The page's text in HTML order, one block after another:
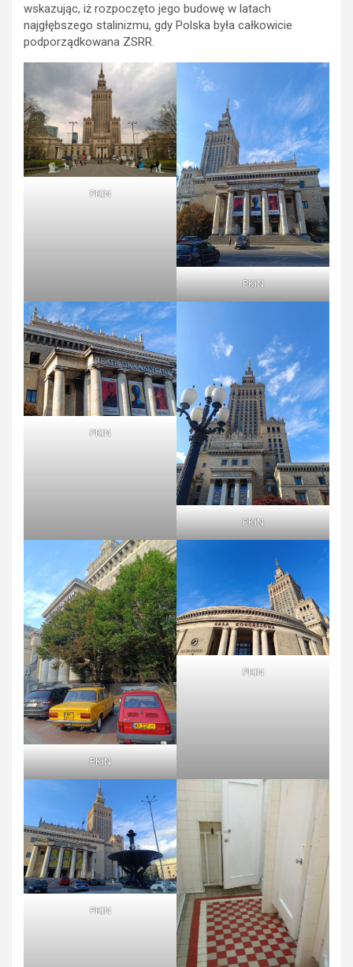
wskazując, iż rozpoczęto jego budowę w latach
najgłębszego stalinizmu, gdy Polska była całkowicie
podporządkowana ZSRR.
PKiN
PKiN
PKiN
PKiN
PKiN
PKiN
PKiN